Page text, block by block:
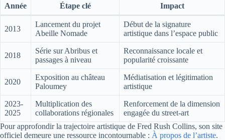
Année Étape clé Impact
2013
Lancement du projet
Abeille Nomade
Début de la signature
artistique dans l’espace public
2018
Série sur Abribus et
passages à niveau
Reconnaissance locale et
popularité croissante
2020
Exposition au château
Paloumey
Médiatisation et légitimation
artistique
2023-
2025
Multiplication des
collaborations régionales
Renforcement de la dimension
engagée du street-art
Pour approfondir la trajectoire artistique de Fred Rush Collins, son site
officiel demeure une ressource incontournable : À propos de l’artiste.